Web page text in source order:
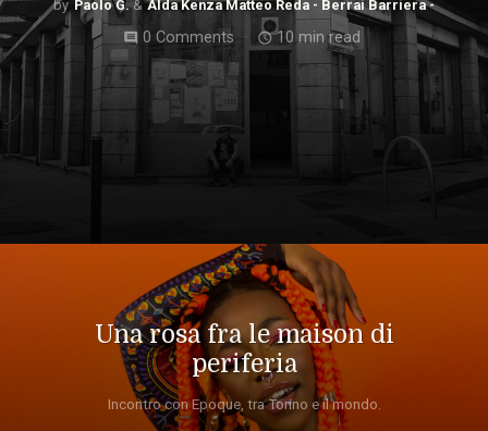
Paolo G. Alda Kenza Matteo Reda - Berrai Barriera -
comment 0 Comments access_time10 min read
Una rosa fra le maison di
periferia
Incontro con Epoque, tra Torino e il mondo.